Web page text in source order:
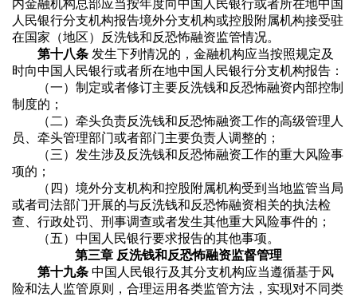
内金融机构总部应当按年度向中国人民银行或者所在地中国
人民银行分支机构报告境外分支机构或控股附属机构接受驻
在国家（地区）反洗钱和反恐怖融资监管情况。
第十八条 发生下列情况的，金融机构应当按照规定及
时向中国人民银行或者所在地中国人民银行分支机构报告：
（一）制定或者修订主要反洗钱和反恐怖融资内部控制
制度的；
（二）牵头负责反洗钱和反恐怖融资工作的高级管理人
员、牵头管理部门或者部门主要负责人调整的；
（三）发生涉及反洗钱和反恐怖融资工作的重大风险事
项的；
（四）境外分支机构和控股附属机构受到当地监管当局
或者司法部门开展的与反洗钱和反恐怖融资相关的执法检
查、行政处罚、刑事调查或者发生其他重大风险事件的；
（五）中国人民银行要求报告的其他事项。
第三章 反洗钱和反恐怖融资监督管理
第十九条 中国人民银行及其分支机构应当遵循基于风
险和法人监管原则，合理运用各类监管方法，实现对不同类